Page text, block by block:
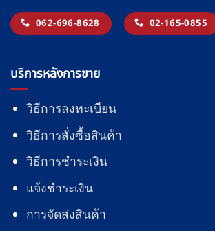
062-696-8628 02-165-0855
บริการหลังการขาย
วิธีการลงทะเบียน
วิธีการสั่งซื้อสินค้า
วิธีการชำระเงิน
แจ้งชำระเงิน
การจัดส่งสินค้า